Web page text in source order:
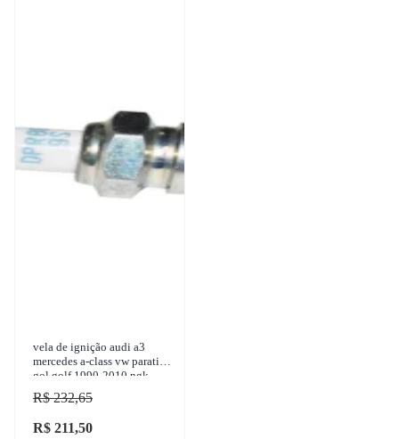
vela de ignição audi a3
mercedes a-class vw parati
gol golf 1990-2010 ngk -
bkur6et10
R$ 232,65
R$ 211,50